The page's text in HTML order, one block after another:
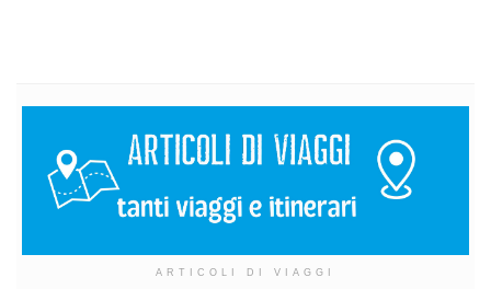
ARTICOLI DI VIAGGI